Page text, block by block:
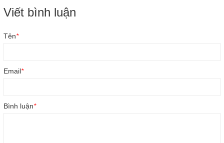
Viết bình luận
Tên*
Email*
Bình luận*